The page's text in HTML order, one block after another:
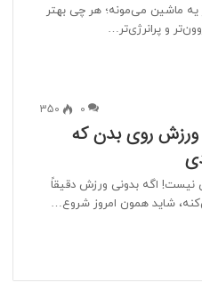
یه ماشین می‌مونه؛ هر چی بهتر
و پرانرژی‌تر…
0
350
ورزش روی بدن که
نیست! اگه بدونی ورزش دقیقاً
شاید همون امروز شروع…